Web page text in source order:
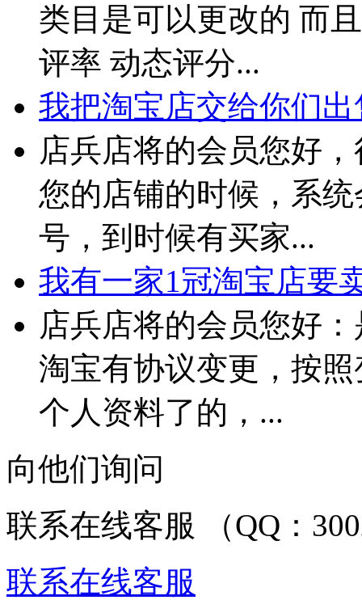
类目是可以更改的 而
评率 动态评分...
我把淘宝店交给你们
店兵店将的会员您好
您的店铺的时候，系
号，到时候有买家...
我有一家1冠淘宝店要
店兵店将的会员您好
淘宝有协议变更，按
个人资料了的，...
向他们询问
联系在线客服 （QQ：
联系在线客服